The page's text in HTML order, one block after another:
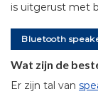
is uitgerust met
Bluetooth
Wat zijn de
Er zijn tal van